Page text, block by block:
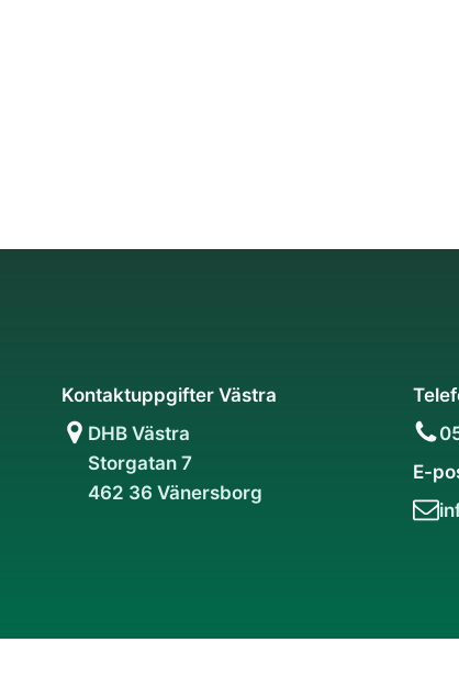
Kontaktuppgifter Västra
DHB Västra
Storgatan 7
462 36 Vänersborg
E-